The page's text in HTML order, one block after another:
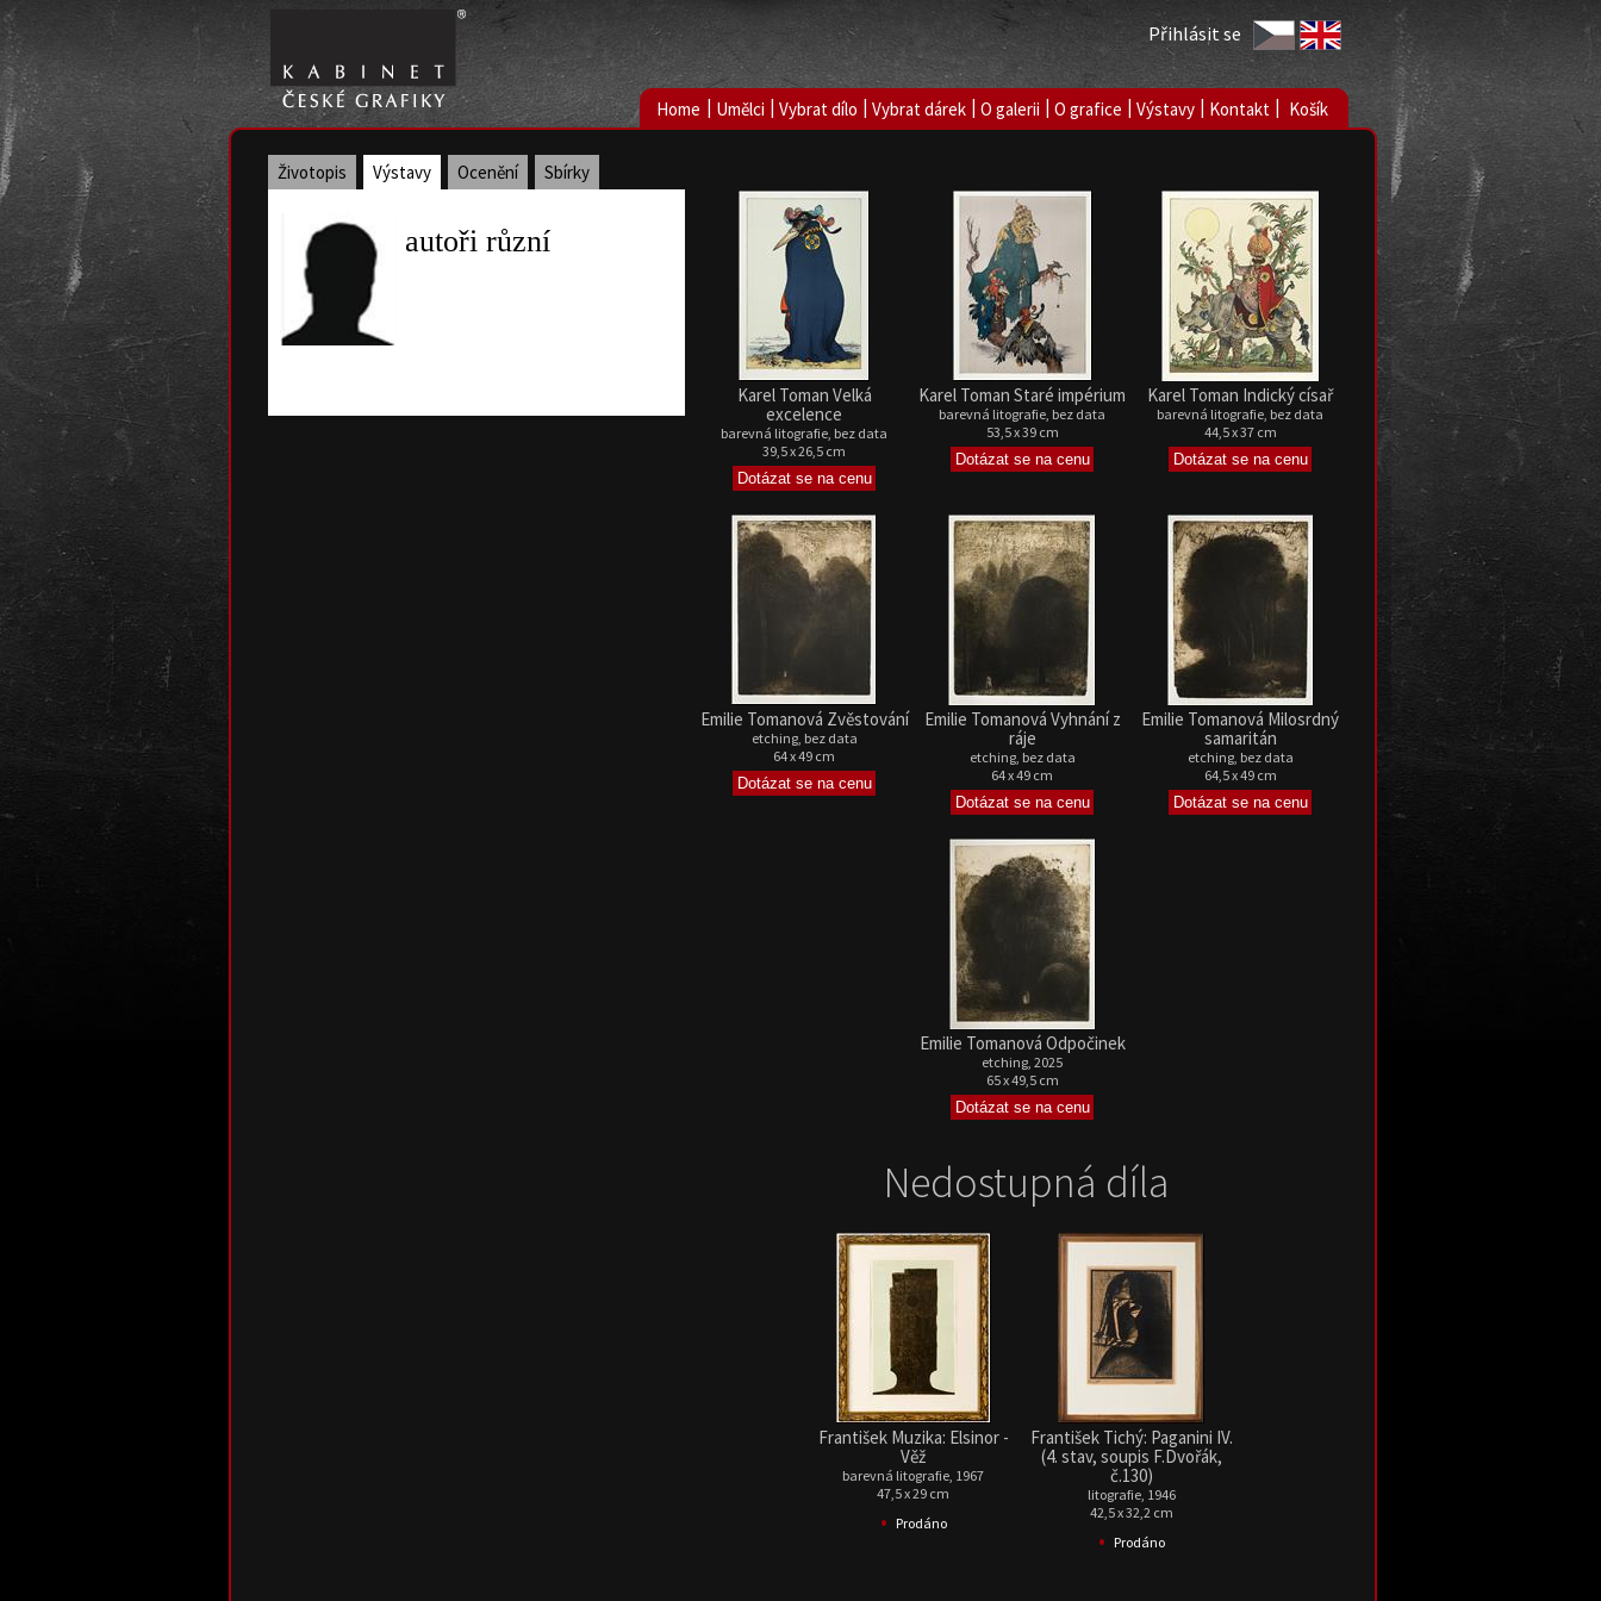
Přihlásit se
Home | Umělci | Vybrat dílo | Vybrat dárek | O galerii | O grafice | Výstavy | Kontakt | Košík
Životopis Výstavy Ocenění Sbírky
autoři různí
Karel Toman Velká
excelence
barevná litografie, bez data
39,5 x 26,5 cm
Karel Toman Staré impérium
barevná litografie, bez data
53,5 x 39 cm
Karel Toman Indický císař
barevná litografie, bez data
44,5 x 37 cm
Emilie Tomanová Zvěstování
etching, bez data
64 x 49 cm
Emilie Tomanová Vyhnání z
ráje
etching, bez data
64 x 49 cm
Emilie Tomanová Milosrdný
samaritán
etching, bez data
64,5 x 49 cm
Emilie Tomanová Odpočinek
etching, 2025
65 x 49,5 cm
Nedostupná díla
František Muzika: Elsinor -
Věž
barevná litografie, 1967
47,5 x 29 cm
• Prodáno
František Tichý: Paganini IV.
(4. stav, soupis F.Dvořák,
č.130)
litografie, 1946
42,5 x 32,2 cm
• Prodáno